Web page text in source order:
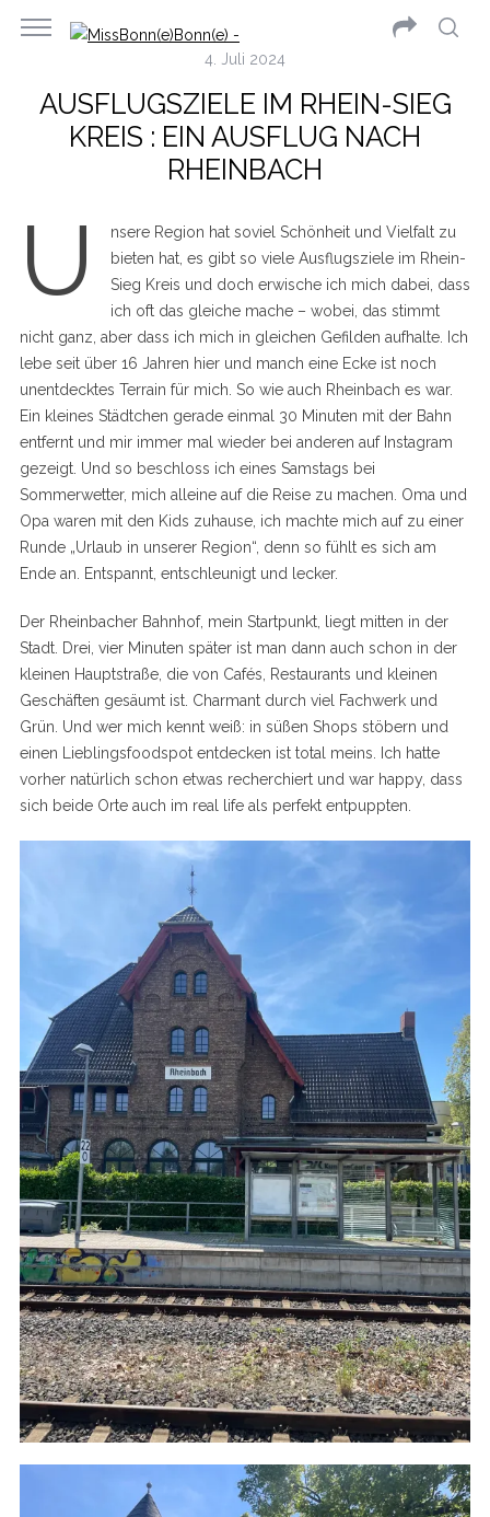
4. Juli 2024
AUSFLUGSZIELE IM RHEIN-SIEG
KREIS : EIN AUSFLUG NACH
RHEINBACH
U
nsere Region hat soviel Schönheit und Vielfalt zu
bieten hat, es gibt so viele Ausflugsziele im Rhein-
Sieg Kreis und doch erwische ich mich dabei, dass
ich oft das gleiche mache – wobei, das stimmt
nicht ganz, aber dass ich mich in gleichen Gefilden aufhalte. Ich
lebe seit über 16 Jahren hier und manch eine Ecke ist noch
unentdecktes Terrain für mich. So wie auch Rheinbach es war.
Ein kleines Städtchen gerade einmal 30 Minuten mit der Bahn
entfernt und mir immer mal wieder bei anderen auf Instagram
gezeigt. Und so beschloss ich eines Samstags bei
Sommerwetter, mich alleine auf die Reise zu machen. Oma und
Opa waren mit den Kids zuhause, ich machte mich auf zu einer
Runde „Urlaub in unserer Region“, denn so fühlt es sich am
Ende an. Entspannt, entschleunigt und lecker.
Der Rheinbacher Bahnhof, mein Startpunkt, liegt mitten in der
Stadt. Drei, vier Minuten später ist man dann auch schon in der
kleinen Hauptstraße, die von Cafés, Restaurants und kleinen
Geschäften gesäumt ist. Charmant durch viel Fachwerk und
Grün. Und wer mich kennt weiß: in süßen Shops stöbern und
einen Lieblingsfoodspot entdecken ist total meins. Ich hatte
vorher natürlich schon etwas recherchiert und war happy, dass
sich beide Orte auch im real life als perfekt entpuppten.